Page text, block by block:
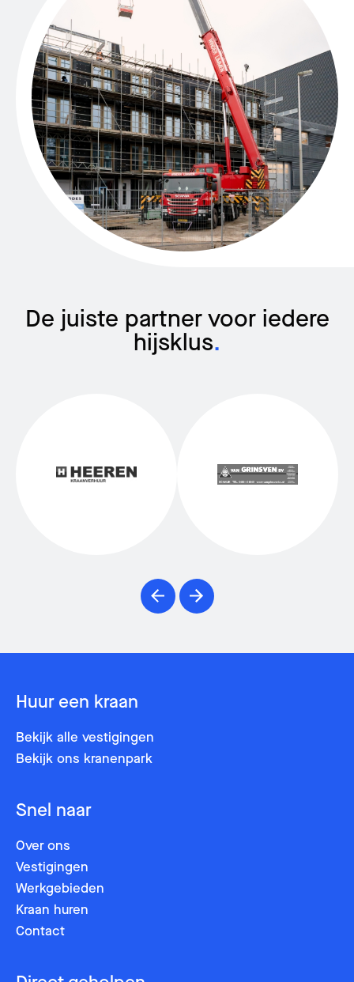
De juiste partner voor iedere
hijsklus.
Stuur een e-mail
Naam *
E-mail *
Postcode
Bel mij terug
Naam *
Telefoonnummer
Postcode
Huur een kraan
Bekijk alle vestigingen
Bekijk ons kranenpark
Snel naar
Over ons
Vestigingen
Werkgebieden
Kraan huren
Contact